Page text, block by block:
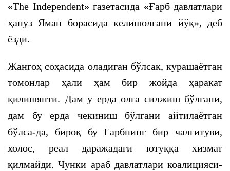
«The Independent» газетасида «Ғарб давлатлари
ҳануз Яман борасида келишолгани йўқ», деб
ёзди.
Жангоҳ соҳасида оладиган бўлсак, курашаётган
томонлар ҳали ҳам бир жойда ҳаракат
қилишяпти. Дам у ерда олға силжиш бўлгани,
дам бу ерда чекиниш бўлгани айтилаётган
бўлса-да, бироқ бу Ғарбнинг бир чалғитуви,
холос, реал даражадаги ютуққа хизмат
қилмайди. Чунки араб давлатлари коалицияси-